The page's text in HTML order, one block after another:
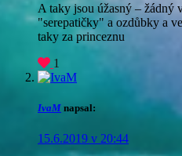
A taky jsou úžasný – žádný
"serepatičky" a ozdůbky a
taky za princeznu
1
IvaM napsal:
15.6.2019 v 20:44